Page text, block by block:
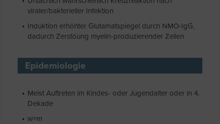
viraler/bakterieller Infektion
Induktion erhöhter Glutamatspiegel durch NMO-IgG,
dadurch Zerstöung myelin-produzierender Zellen
Epidemiologie
Meist Auftreten im Kindes- oder Jugendalter oder in 4.
Dekade
w>m